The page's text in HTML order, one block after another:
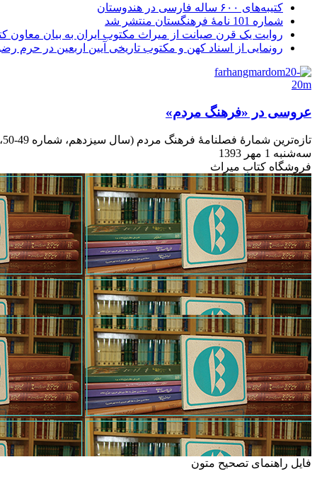
کتیبه‌های ۶۰۰ ساله فارسی در هندوستان
شماره 101 نامۀ فرهنگستان منتشر شد
روایت یک قرن صیانت از میراث مکتوب ایران به بیان معاون
رونمایی از اسناد کهن و مکتوب تاریخی آیین اربعین در حرم
عروسی در «فرهنگ مردم»
تازه‌ترین شمارۀ فصلنامۀ فرهنگ مردم (سال سيزدهم، شماره 49-50، بهار و تابستان 1393) ویژه نامۀ عروسی منتشر شد
سه‌شنبه 1 مهر 1393
فروشگاه کتاب میراث
فایل راهنمای تصحیح متون